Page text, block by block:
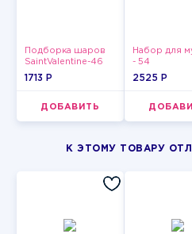
Подборка шаров
SaintValentine-46
1713 P
ДОБАВИТЬ
Набор для
- 54
2525 P
К ЭТОМУ ТОВАРУ